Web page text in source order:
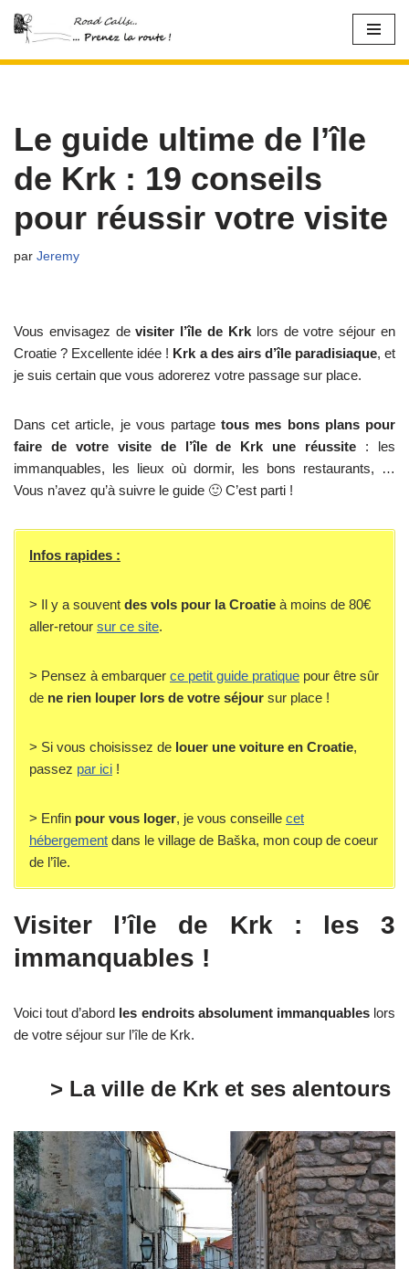
Aller
Le guide ultime de l’île
de Krk : 19 conseils
pour réussir votre visite
par Jeremy
Vous envisagez devisiter l’île de Krklors de votre séjour en
Croatie ? Excellente idée ! Krk a des airs d’île paradisiaque, et
je suis certain que vous adorerez votre passage sur place.
Dans cet article, je vous partagetous mes bons plans pour
faire de votre visite de l’île de Krk une réussite : les
immanquables, les lieux où dormir, les bons restaurants, …
Vous n’avez qu’à suivre le guide 🙂 C’est parti !
Infos rapides :
> Il y a souvent des vols pour la Croatie à moins de 80€
aller-retour sur ce site.
> Pensez à embarquer ce petit guide pratique pour être sûr
de ne rien louper lors de votre séjour sur place !
> Si vous choisissez de louer une voiture en Croatie,
passez par ici !
> Enfin pour vous loger, je vous conseille cet
hébergement dans le village de Baška, mon coup de coeur
de l’île.
Visiter l’île de Krk : les 3
immanquables !
Voici tout d’abord les endroits absolument immanquableslors
de votre séjour sur l’île de Krk.
> La ville de Krk et ses alentours